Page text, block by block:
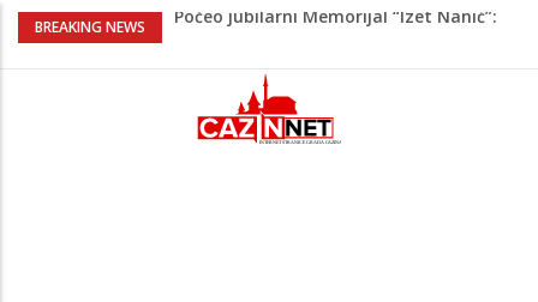
BREAKING NEWS
Počeo jubilarni Memorijal “Izet Nanić”:
sjećanja.
Evo šta piše u zahtjevu za ponovno
uvođenje sankcija političarima u RS-u
Četvrto ljeto zaredom Trg slobode